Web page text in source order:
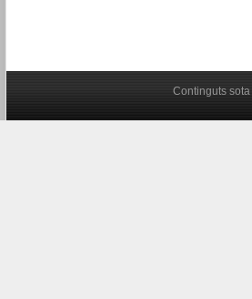
Continguts sota